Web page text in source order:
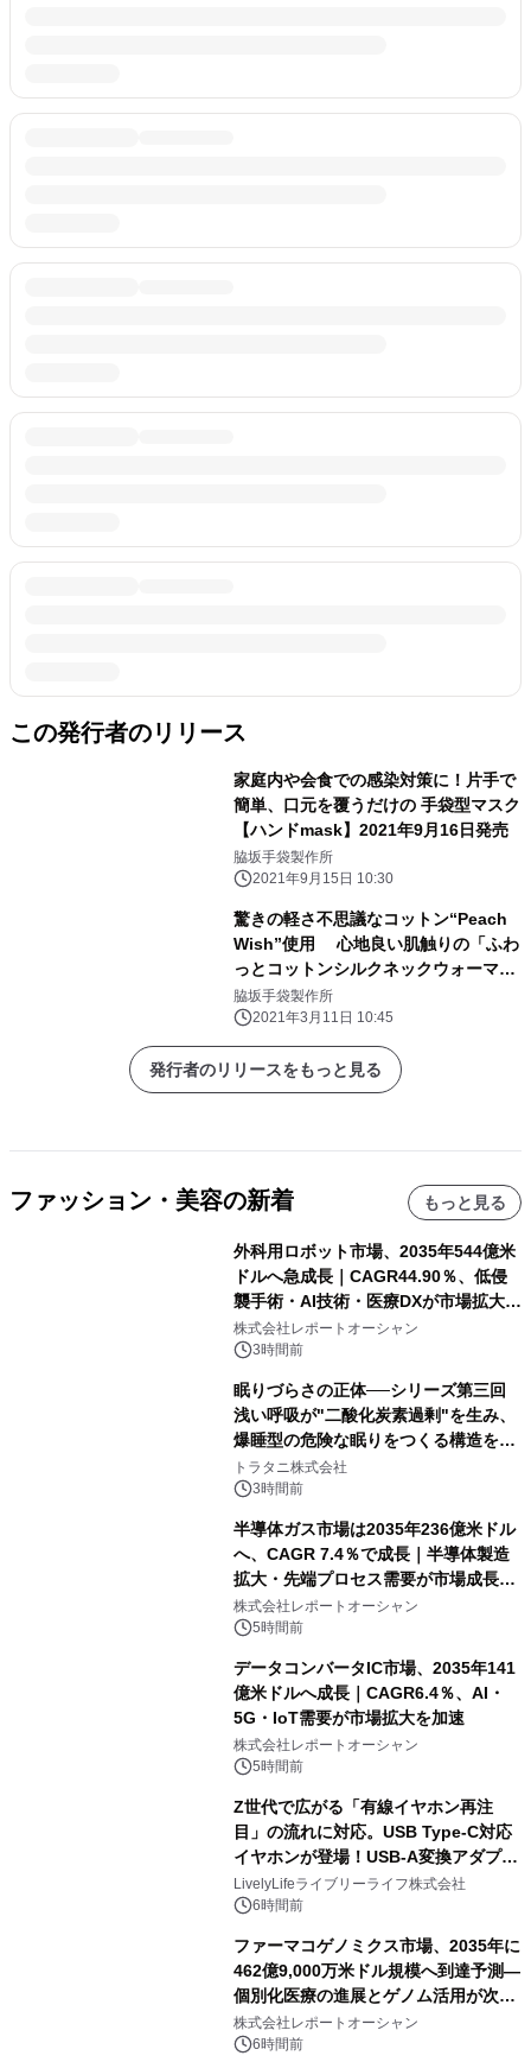
この発行者のリリース
家庭内や会食での感染対策に！片手で
簡単、口元を覆うだけの 手袋型マスク
【ハンドmask】2021年9月16日発売
脇坂手袋製作所
2021年9月15日 10:30
驚きの軽さ不思議なコットン“Peach
Wish”使用 心地良い肌触りの「ふわ
っとコットンシルクネックウォーマ
ー」 2021年3月20日新発売！
脇坂手袋製作所
2021年3月11日 10:45
発行者のリリースをもっと見る
ファッション・美容の新着 もっと見る
外科用ロボット市場、2035年544億米
ドルへ急成長｜CAGR44.90％、低侵
襲手術・AI技術・医療DXが市場拡大を
牽引
株式会社レポートオーシャン
3時間前
眠りづらさの正体──シリーズ第三回
浅い呼吸が"二酸化炭素過剰"を生み、
爆睡型の危険な眠りをつくる構造を解
説
トラタニ株式会社
3時間前
半導体ガス市場は2035年236億米ドル
へ、CAGR 7.4％で成長｜半導体製造
拡大・先端プロセス需要が市場成長を
加速
株式会社レポートオーシャン
5時間前
データコンバータIC市場、2035年141
億米ドルへ成長｜CAGR6.4％、AI・
5G・IoT需要が市場拡大を加速
株式会社レポートオーシャン
5時間前
Z世代で広がる「有線イヤホン再注
目」の流れに対応。USB Type-C対応
イヤホンが登場！USB-A変換アダプタ
ー付きでスマホからパソコンまで幅広
く活用可能
LivelyLifeライブリーライフ株式会社
6時間前
ファーマコゲノミクス市場、2035年に
462億9,000万米ドル規模へ到達予測―
個別化医療の進展とゲノム活用が次世
代ヘルスケア投資を加速
株式会社レポートオーシャン
6時間前